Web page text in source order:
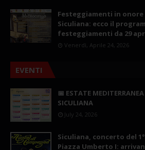
Festeggiamenti in onore
Siculiana: ecco il
festeggiamenti da 29
Venerdì, Aprile 24, 2026
EVENTI
📅 ESTATE
SICULIANA
July 24, 2026
Siculiana, concerto del
Piazza Umberto I: